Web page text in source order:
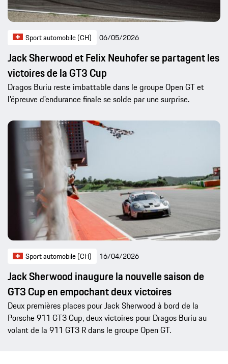
Sport automobile (CH) 06/05/2026
Jack Sherwood et Felix Neuhofer se partagent les
victoires de la GT3 Cup
Dragos Buriu reste imbattable dans le groupe Open GT et
l'épreuve d'endurance finale se solde par une surprise.
Sport automobile (CH) 16/04/2026
Jack Sherwood inaugure la nouvelle saison de
GT3 Cup en empochant deux victoires
Deux premières places pour Jack Sherwood à bord de la
Porsche 911 GT3 Cup, deux victoires pour Dragos Buriu au
volant de la 911 GT3 R dans le groupe Open GT.